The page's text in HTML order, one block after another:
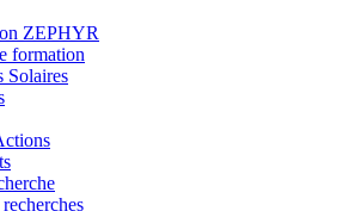
ZEPHYR
formation
Solaires